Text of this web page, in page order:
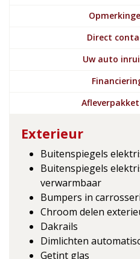
Direct
Uw auto
Exterieur
Buitenspiegels
Buitenspiegels
verwarmbaar
Bumpers in
Chroom delen
Dakrails
Dimlichten
Getint glas